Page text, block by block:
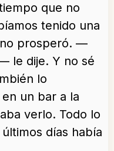
que no
tenido una
prosperó. —
le dije. Y no sé
lo
un bar a la
verlo. Todo lo
días había